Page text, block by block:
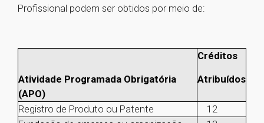
Profissional podem ser obtidos por meio de:
Atividade Programada Obrigatória
(APO)
Créditos
Atribuídos
Registro de Produto ou Patente
12